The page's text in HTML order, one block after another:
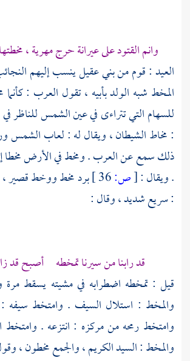
وانم القتود على عيرانة حرج مهرية ،
العيد : قوم من بني عقيل ينسب إليهم
المخط شبه الولد بأبيه ، تقول العرب :
للسهام التي تتراءى في عين الشمس للناظر في
: مخاط الشيطان ، ويقال له : لعاب
ذلك سمع عن العرب . ومخط في الأرض مخطا
. ويقال :[ص:
برد مخط ووخط قصير
: سريع شديد ، وقال :
قد رابنا من سيرنا تمخطه أصبح قد
قيل : تمخطه اضطرابه في مشيته يسقط
والمخط : استلال السيف . وامتخط
وامتخط رمحه من مركزه : انتزعه .
والمخط : السيد الكريم ، والجمع مخطون ،